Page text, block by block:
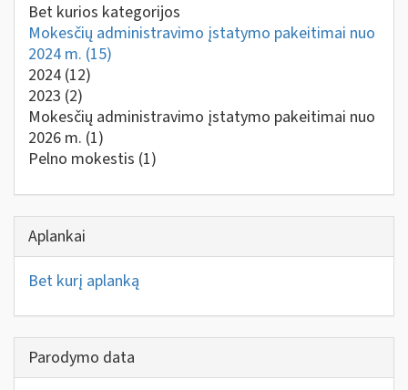
Bet kurios kategorijos
Mokesčių administravimo įstatymo pakeitimai nuo
2024 m. (15)
2024 (12)
2023 (2)
Mokesčių administravimo įstatymo pakeitimai nuo
2026 m. (1)
Pelno mokestis (1)
Aplankai
Bet kurį aplanką
Parodymo data